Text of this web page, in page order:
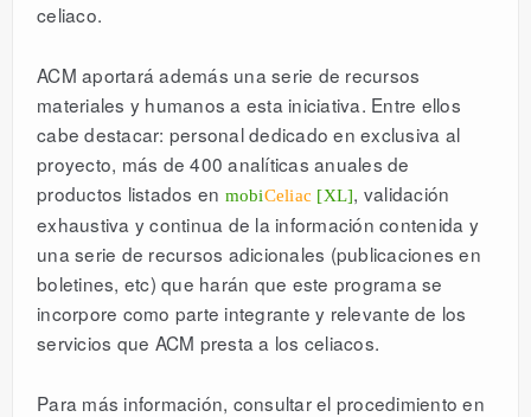
celiaco.
ACM aportará además una serie de recursos
materiales y humanos a esta iniciativa. Entre ellos
cabe destacar: personal dedicado en exclusiva al
proyecto, más de 400 analíticas anuales de
productos listados en mobiCeliac [XL], validación
exhaustiva y continua de la información contenida y
una serie de recursos adicionales (publicaciones en
boletines, etc) que harán que este programa se
incorpore como parte integrante y relevante de los
servicios que ACM presta a los celiacos.
Para más información, consultar el procedimiento en